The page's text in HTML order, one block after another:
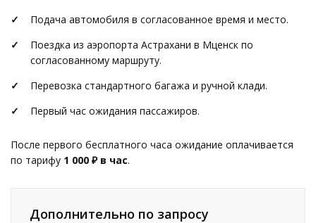
Подача автомобиля в согласованное время и место.
Поездка из аэропорта Астрахани в Мценск по
согласованному маршруту.
Перевозка стандартного багажа и ручной клади.
Первый час ожидания пассажиров.
После первого бесплатного часа ожидание оплачивается
по тарифу 1 000 ₽ в час.
Дополнительно по запросу